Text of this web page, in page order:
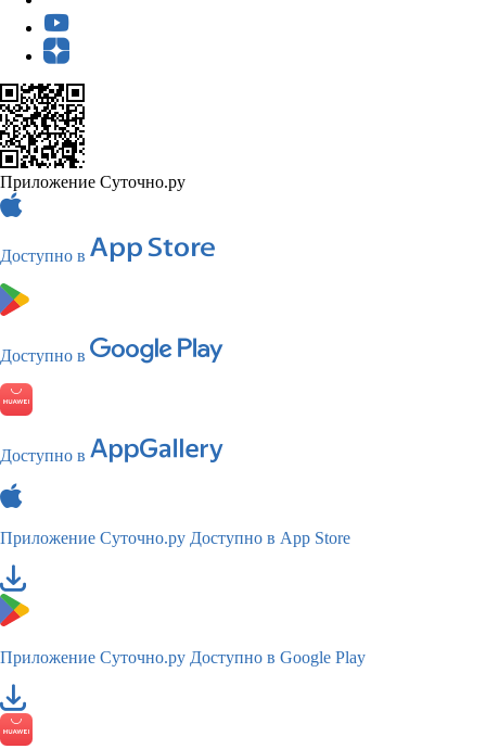
Приложение Суточно.ру
Доступно в
Доступно в
Доступно в
Приложение Суточно.ру Доступно в App Store
Приложение Суточно.ру Доступно в Google Play